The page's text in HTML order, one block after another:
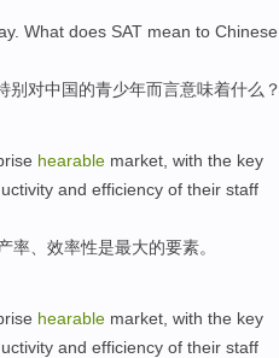
What does SAT mean to Chinese
别 对中国的青少年而言意味着什么？
hearable market with the key
and efficiency of their staff
率 效率性是最大的要素。
hearable market with the key
and efficiency of their staff